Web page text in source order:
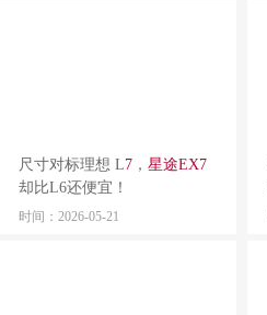
尺寸对标理想 L7 ， 星途EX7
却比L6还便宜！
时间：2026-05-21